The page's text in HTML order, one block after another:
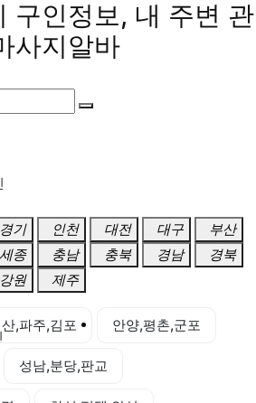
구인정보, 내 주변 관
사지알바
경기 인천 대전 대구
부산
세종 충남 충북 경남
경북
강원 제주
,파주,김포 안양,평촌,군포
성남,분당,판교